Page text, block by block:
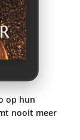
op hun
nooit meer